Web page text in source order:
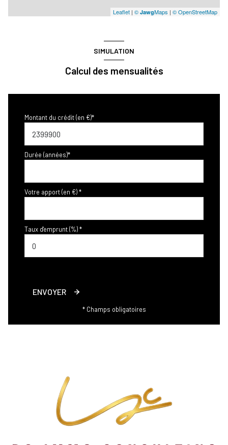
Leaflet | © JawgMaps | © OpenStreetMap
SIMULATION
Calcul des mensualités
Montant du crédit (en €)*
Durée (années)*
Votre apport (en €) *
Taux d'emprunt (%) *
ENVOYER
* Champs obligatoires